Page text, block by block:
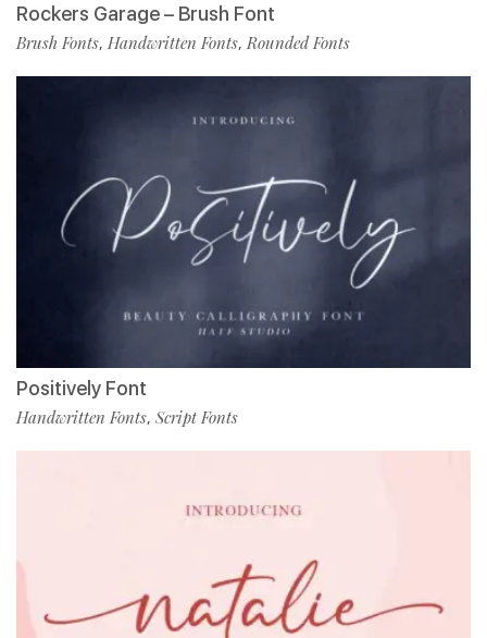
Rockers Garage – Brush Font
Brush Fonts, Handwritten Fonts, Rounded Fonts
Positively Font
Handwritten Fonts, Script Fonts